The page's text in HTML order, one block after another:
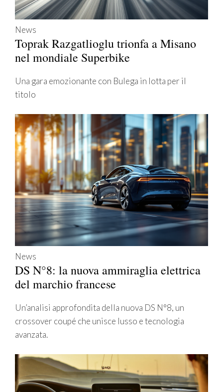
News
Toprak Razgatlioglu trionfa a Misano
nel mondiale Superbike
Una gara emozionante con Bulega in lotta per il
titolo
News
DS N°8: la nuova ammiraglia elettrica
del marchio francese
Un’analisi approfondita della nuova DS N°8, un
crossover coupé che unisce lusso e tecnologia
avanzata.